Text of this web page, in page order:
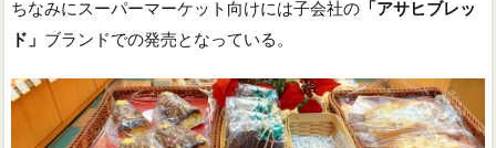
ちなみにスーパーマーケット向けには子会社の 「アサヒブレッ
ド」 ブランドでの発売となっている。